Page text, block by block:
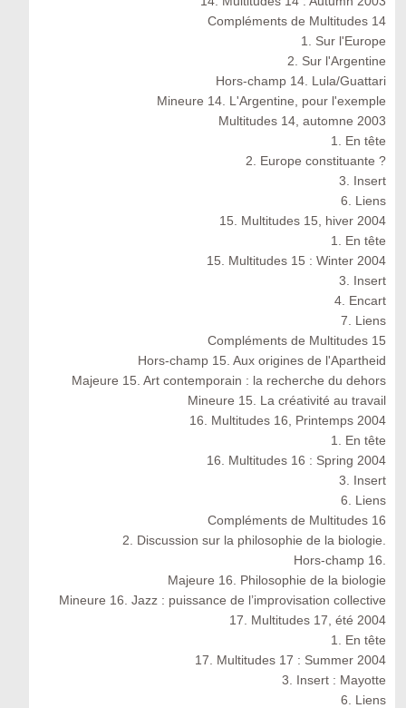
Compléments de Multitudes 14
1. Sur l'Europe
2. Sur l'Argentine
Hors-champ 14. Lula/Guattari
Mineure 14. L'Argentine, pour l'exemple
Multitudes 14, automne 2003
1. En tête
2. Europe constituante ?
3. Insert
6. Liens
15. Multitudes 15, hiver 2004
1. En tête
15. Multitudes 15 : Winter 2004
3. Insert
4. Encart
7. Liens
Compléments de Multitudes 15
Hors-champ 15. Aux origines de l'Apartheid
Majeure 15. Art contemporain : la recherche du dehors
Mineure 15. La créativité au travail
16. Multitudes 16, Printemps 2004
1. En tête
16. Multitudes 16 : Spring 2004
3. Insert
6. Liens
Compléments de Multitudes 16
2. Discussion sur la philosophie de la biologie.
Hors-champ 16.
Majeure 16. Philosophie de la biologie
Mineure 16. Jazz : puissance de l’improvisation collective
17. Multitudes 17, été 2004
1. En tête
17. Multitudes 17 : Summer 2004
3. Insert : Mayotte
6. Liens